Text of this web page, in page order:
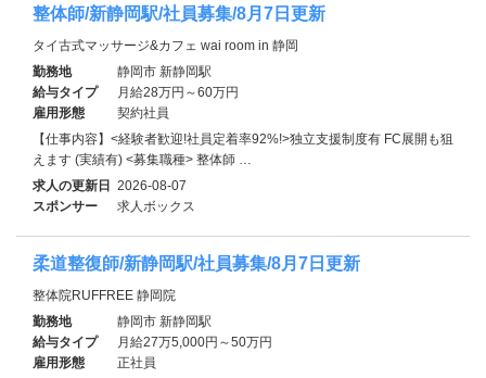
整体師/新静岡駅/社員募集/8月7日更新
タイ古式マッサージ&カフェ wai room in 静岡
勤務地
静岡市 新静岡駅
給与タイプ
月給28万円～60万円
雇用形態
契約社員
【仕事内容】<経験者歓迎!社員定着率92%!>独立支援制度有 FC展開も狙
えます (実績有) <募集職種> 整体師 …
求人の更新日 2026-08-07
スポンサー
求人ボックス
柔道整復師/新静岡駅/社員募集/8月7日更新
整体院RUFFREE 静岡院
勤務地
静岡市 新静岡駅
給与タイプ
月給27万5,000円～50万円
雇用形態
正社員